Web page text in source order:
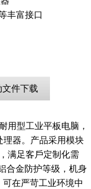
丰富接口
件下载
⽤型⼯业平板电脑，
器。产品采⽤模块
满⾜客⼾定制化需
合⾦防护等级，机⾝
在严苛⼯业环境中